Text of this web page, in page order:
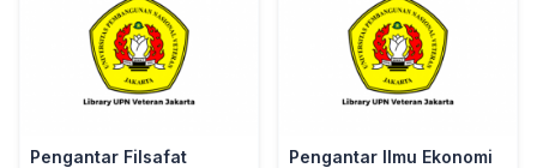
Pengantar Filsafat
Pengantar Ilmu Ekonomi